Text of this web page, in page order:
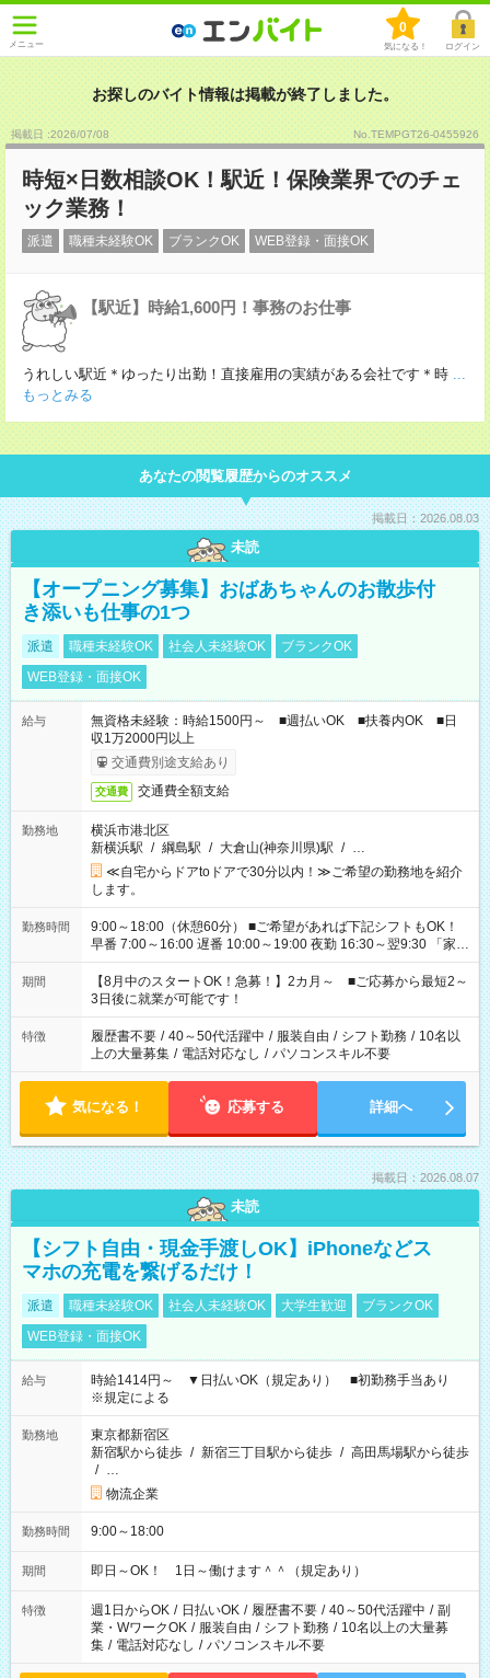
メニュー
0
気になる！ ログイン
お探しのバイト情報は掲載が終了しました。
掲載日 :2026/07/08 No.TEMPGT26-0455926
時短×日数相談OK！駅近！保険業界でのチェ
ック業務！
派遣 職種未経験OK ブランクOK WEB登録・面接OK
【駅近】時給1,600円！事務のお仕事
うれしい駅近＊ゆったり出勤！直接雇用の実績がある会社です＊時 ...
もっとみる
あなたの閲覧履歴からのオススメ
掲載日：2026.08.03
未読
【オープニング募集】おばあちゃんのお散歩付
き添いも仕事の1つ
派遣 職種未経験OK 社会人未経験OK
ブランクOK
WEB登録・面接OK
給与
無資格未経験：時給1500円～ ■週払いOK ■扶養内OK ■日
収1万2000円以上
交通費別途支給あり
交通費 交通費全額支給
勤務地
横浜市港北区
新横浜駅 / 綱島駅 / 大倉山(神奈川県)駅 / …
≪自宅からドアtoドアで30分以内！≫ご希望の勤務地を紹介
します。
勤務時間
9:00～18:00（休憩60分） ■ご希望があれば下記シフトもOK！
早番 7:00～16:00 遅番 10:00～19:00 夜勤 16:30～翌9:30 「家族
と休みを合わせたい」 「余裕を持って夕飯の準備がしたい」
「できれば残業はしたくない」 など、ご希望を教えてください
ね。 ※Wワーク希望の方へ 今ご覧のお仕事で希望する勤務時間
と、もう1つのお仕事の勤務時間。 合計で週40時間を超える場
合は応募できません。
期間
【8月中のスタートOK！急募！】2カ月～ ■ご応募から最短2～
3日後に就業が可能です！
特徴 履歴書不要 / 40～50代活躍中 / 服装自由 / シフト勤務 / 10名以
上の大量募集 / 電話対応なし / パソコンスキル不要
気になる！ 応募する 詳細へ
掲載日：2026.08.07
未読
【シフト自由・現金手渡しOK】iPhoneなどス
マホの充電を繋げるだけ！
派遣 職種未経験OK 社会人未経験OK 大学生歓迎
ブランクOK
WEB登録・面接OK
給与
時給1414円～ ▼日払いOK（規定あり） ■初勤務手当あり
※規定による
勤務地
東京都新宿区
新宿駅から徒歩 / 新宿三丁目駅から徒歩 / 高田馬場駅から徒歩
/ …
物流企業
勤務時間 9:00～18:00
期間 即日～OK！ 1日～働けます＾＾（規定あり）
特徴 週1日からOK / 日払いOK / 履歴書不要 / 40～50代活躍中 / 副
業・WワークOK / 服装自由 / シフト勤務 / 10名以上の大量募
集 / 電話対応なし / パソコンスキル不要